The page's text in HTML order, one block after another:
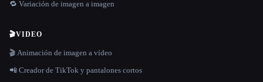
🔁 Variación de imagen a imagen
🎬VIDEO
🎬 Animación de imagen a vídeo
📲 Creador de TikTok y pantalones cortos